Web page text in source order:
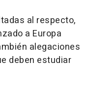
al respecto,
a Europa
alegaciones
deben estudiar